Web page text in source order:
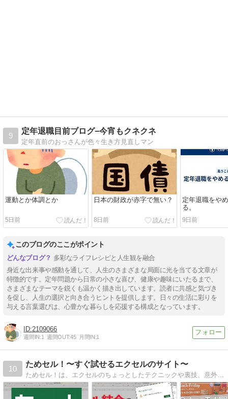
9
定年退職目前ブログ−今宵もクネクネ
定年直前のおっさんが色々生き方見直しマン
運動とか体調とか
5日前
日本の財政が赤字で無い？
8日前
定年退職をや
る。
9日前
このブログのここがポイント
多彩なライフレシピと人生観を融合
身近な出来事や感動を通して、人生のさまざまな局面に光を当てる文章が
特徴的です。定年問題から日常の小さな喜び、健康や趣味にいたるまで、
さまざまなテーマを鋭くも温かく描き出しています。読者に共感と気づき
を促し、人生の選択と向き合うヒントを提供します。日々の生活に彩りを
与える言葉選びは、心豊かな暮らしを応援する構成となっています。
2109066
週間IN:1 週間OUT:45 月間IN:1
10
ためセル！〜すぐ試せるエクセルのサイト〜
ためセル！は、エクセルのちょっとしたテクニックや裏技、意外と気づかない小ネタ、困ったときの助けになる解決方法などを紹介していくサイトを目指しています。